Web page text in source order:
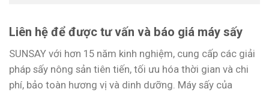
Liên hệ để được tư vấn và báo giá máy sấy
SUNSAY với hơn 15 năm kinh nghiệm, cung cấp các giải
pháp sấy nông sản tiên tiến, tối ưu hóa thời gian và chi
phí, bảo toàn hương vị và dinh dưỡng. Máy sấy của